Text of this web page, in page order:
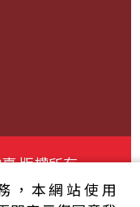
版權所有
隱私權條款
，本網站使用